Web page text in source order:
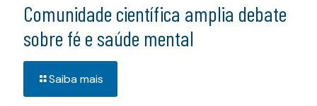
Comunidade científica amplia debate
sobre fé e saúde mental
Saiba mais